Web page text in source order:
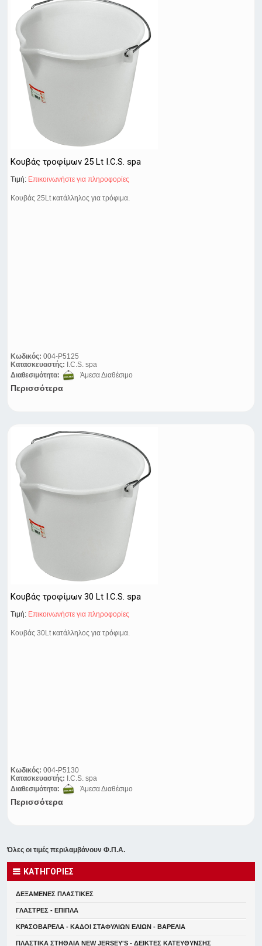
Κουβάς τροφίμων 25 Lt I.C.S. spa
Τιμή: Eπικοινωνήστε για πληροφορίες
Κουβάς 25Lt κατάλληλος για τρόφιμα.
Κωδικός: 004-P5125
Κατασκευαστής: I.C.S. spa
Διαθεσιμότητα:
Άμεσα Διαθέσιμο
Περισσότερα
Κουβάς τροφίμων 30 Lt I.C.S. spa
Τιμή: Eπικοινωνήστε για πληροφορίες
Κουβάς 30Lt κατάλληλος για τρόφιμα.
Κωδικός: 004-P5130
Κατασκευαστής: I.C.S. spa
Διαθεσιμότητα:
Άμεσα Διαθέσιμο
Περισσότερα
Όλες οι τιμές περιλαμβάνουν Φ.Π.Α.
ΚΑΤΗΓΟΡΙΕΣ
ΔΕΞΑΜΕΝΕΣ ΠΛΑΣΤΙΚΕΣ
ΓΛΑΣΤΡΕΣ - ΕΠΙΠΛΑ
ΚΡΑΣΟΒΑΡΕΛΑ - ΚΑΔΟΙ ΣΤΑΦΥΛΙΩΝ ΕΛΙΩΝ - ΒΑΡΕΛΙΑ
ΠΛΑΣΤΙΚΑ ΣΤΗΘΑΙΑ NEW JERSEY'S - ΔΕΙΚΤΕΣ ΚΑΤΕΥΘYΝΣΗΣ